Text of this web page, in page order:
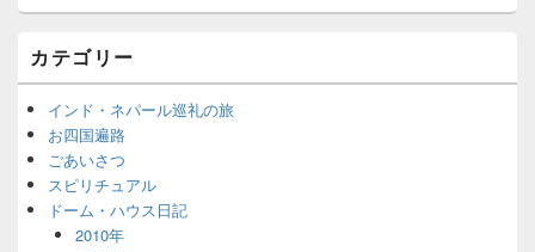
カテゴリー
インド・ネパール巡礼の旅
お四国遍路
ごあいさつ
スピリチュアル
ドーム・ハウス日記
2010年